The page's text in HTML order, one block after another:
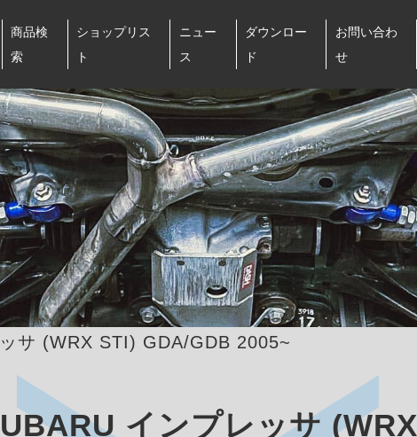
商品検
索
ショップリス
ト
ニュー
ス
ダウンロー
ド
お問い合わ
せ
サ (WRX STI) GDA/GDB 2005~
インプレッサ (WRX